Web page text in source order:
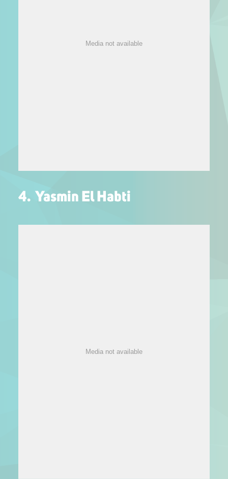
Media not available
4. Yasmin El Habti
Media not available